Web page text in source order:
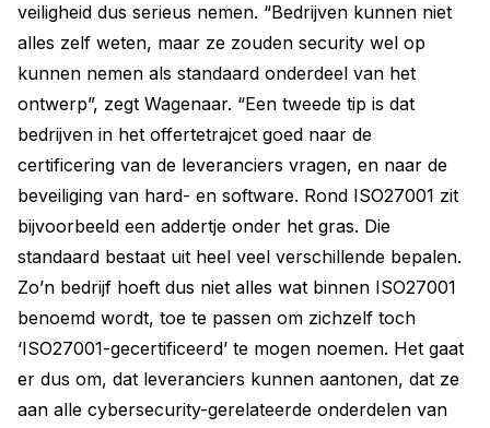
veiligheid dus serieus nemen. “Bedrijven kunnen niet
alles zelf weten, maar ze zouden security wel op
kunnen nemen als standaard onderdeel van het
ontwerp”, zegt Wagenaar. “Een tweede tip is dat
bedrijven in het offertetrajcet goed naar de
certificering van de leveranciers vragen, en naar de
beveiliging van hard- en software. Rond ISO27001 zit
bijvoorbeeld een addertje onder het gras. Die
standaard bestaat uit heel veel verschillende bepalen.
Zo’n bedrijf hoeft dus niet alles wat binnen ISO27001
benoemd wordt, toe te passen om zichzelf toch
‘ISO27001-gecertificeerd’ te mogen noemen. Het gaat
er dus om, dat leveranciers kunnen aantonen, dat ze
aan alle cybersecurity-gerelateerde onderdelen van